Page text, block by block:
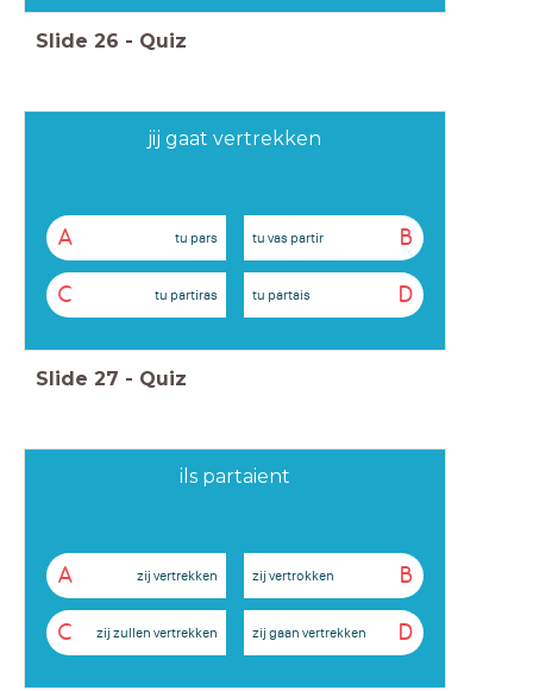
Slide 26 - Quiz
jij gaat vertrekken
A tu pars B
tu vas partir
C tu partiras D
tu partais
Slide 27 - Quiz
ils partaient
A zij vertrekken B
zij vertrokken
C zij zullen vertrekken D
zij gaan vertrekken